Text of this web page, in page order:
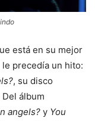
está en su mejor
precedía un hito:
, su disco
Del álbum
angels? y You